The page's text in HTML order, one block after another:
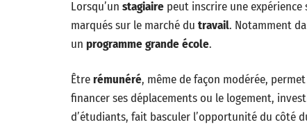
Lorsqu’un stagiaire peut inscrire une
marqués sur le marché du travail. Notamment
un programme grande école.
Êtrerémunéré, même de façon modérée,
financer ses déplacements ou le logement,
d’étudiants, fait basculer l’opportunité du côté